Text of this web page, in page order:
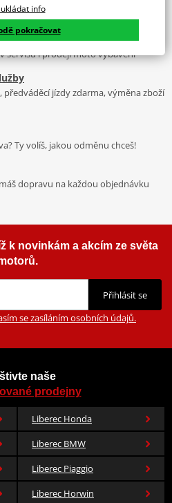
a kovových součástek. Již 40
motocyklů po celém světě. V
a příslušenství například: plexi,
značky PUIG
Liberci
servisu i prodeji moto vybavení
předváděcí jízdy zdarma, výměna zboží
Ty volíš, jakou odměnu chceš!
dopravu na každou objednávku
k novinkám a akcím ze světa
Přihlásit se
se zasíláním osobních údajů.
naše
prodejny
Liberec Honda
Liberec BMW
Liberec Piaggio
Liberec Horwin
info
pokračovat